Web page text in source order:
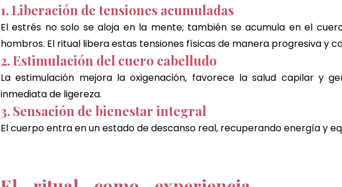
1. Liberación de tensiones acumuladas
El estrés no solo se aloja en la mente; también se acumula en el
hombros. El ritual libera estas tensiones físicas de manera progresiva y
2. Estimulación del cuero cabelludo
La estimulación mejora la oxigenación, favorece la salud capilar y
inmediata de ligereza.
3. Sensación de bienestar integral
El cuerpo entra en un estado de descanso real, recuperando energía y